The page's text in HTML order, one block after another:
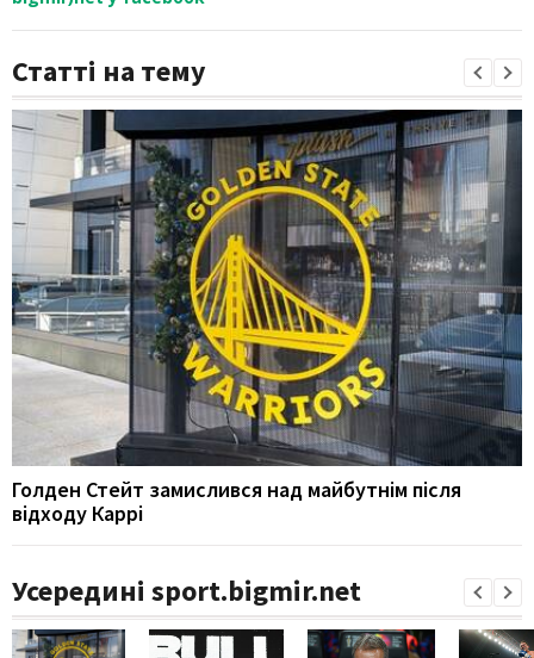
Статті на тему
Голден Стейт замислився над майбутнім після
відходу Каррі
Усередині sport.bigmir.net